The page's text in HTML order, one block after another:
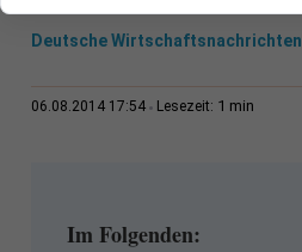
Deutsche Wirtschaftsnachrichten
06.08.2014 17:54 Lesezeit: 1 min
Im Folgenden: